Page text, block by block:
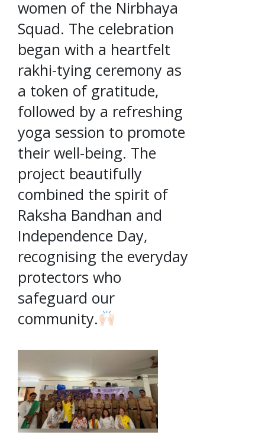
women of the Nirbhaya
Squad. The celebration
began with a heartfelt
rakhi-tying ceremony as
a token of gratitude,
followed by a refreshing
yoga session to promote
their well-being. The
project beautifully
combined the spirit of
Raksha Bandhan and
Independence Day,
recognising the everyday
protectors who
safeguard our
community.